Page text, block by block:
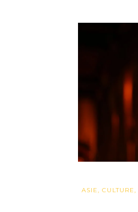
ASIE, CULTURE,